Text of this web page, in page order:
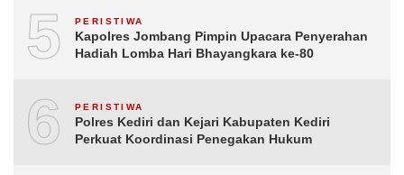
5 PERISTIWA
Kapolres Jombang Pimpin Upacara Penyerahan
Hadiah Lomba Hari Bhayangkara ke-80
6 PERISTIWA
Polres Kediri dan Kejari Kabupaten Kediri
Perkuat Koordinasi Penegakan Hukum